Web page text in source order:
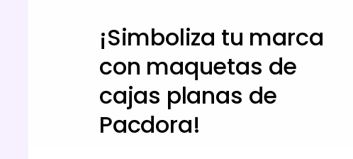
¡Simboliza tu marca
con maquetas de
cajas planas de
Pacdora!